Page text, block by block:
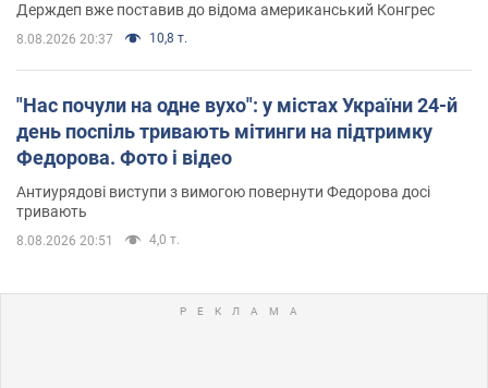
Держдеп вже поставив до відома американський Конгрес
8.08.2026 20:37 10,8 т.
"Нас почули на одне вухо": у містах України 24-й
день поспіль тривають мітинги на підтримку
Федорова. Фото і відео
Антиурядові виступи з вимогою повернути Федорова досі
тривають
8.08.2026 20:51 4,0 т.